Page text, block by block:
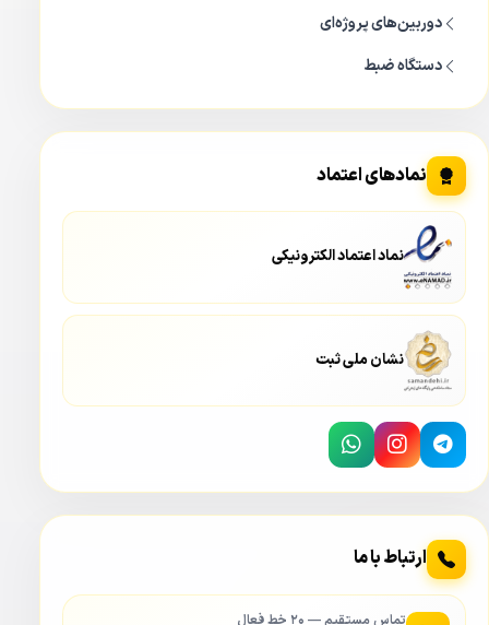
دوربین‌های پروژه‌ای
دستگاه ضبط
نمادهای اعتماد
نماد اعتماد الکترونیکی
نشان ملی ثبت
ارتباط با ما
تماس مستقیم — ۲۰ خط فعال